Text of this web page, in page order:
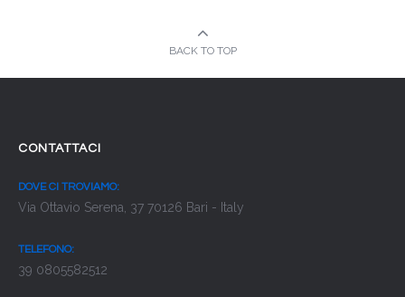
BACK TO TOP
CONTATTACI
DOVE CI TROVIAMO:
Via Ottavio Serena, 37 70126 Bari - Italy
TELEFONO:
39 0805582512